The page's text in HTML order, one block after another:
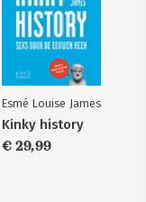
Esmé Louise James
Kinky history
€ 29,99